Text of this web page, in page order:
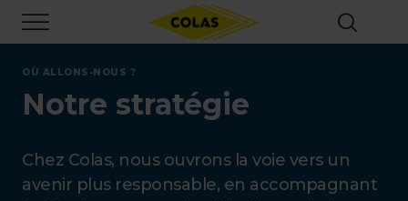
contenu
principal
OÙ ALLONS-NOUS ?
Notre stratégie
Chez Colas, nous ouvrons la voie vers un
avenir plus responsable, en accompagnant